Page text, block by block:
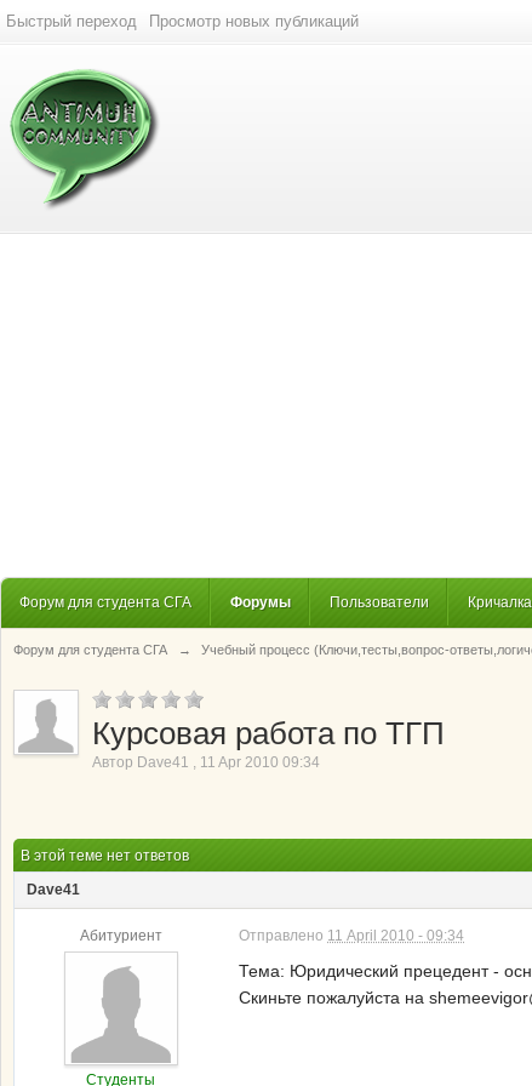
Быстрый переход Просмотр новых публикаций
Форум для студента СГА Форумы Пользователи Кричалка
Форум для студента СГА → Учебный процесс (Ключи,тесты,вопрос-
Курсовая работа по ТГП
Автор Dave41 , 11 Apr 2010 09:34
В этой теме нет ответов
Dave41
Абитуриент
Студенты
Отправлено 11 April 2010 - 09:34
Тема: Юридический прецедент -
Скиньте пожалуйста на